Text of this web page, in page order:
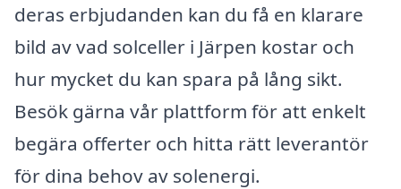
deras erbjudanden kan du få en klarare
bild av vad solceller i Järpen kostar och
hur mycket du kan spara på lång sikt.
Besök gärna vår plattform för att enkelt
begära offerter och hitta rätt leverantör
för dina behov av solenergi.